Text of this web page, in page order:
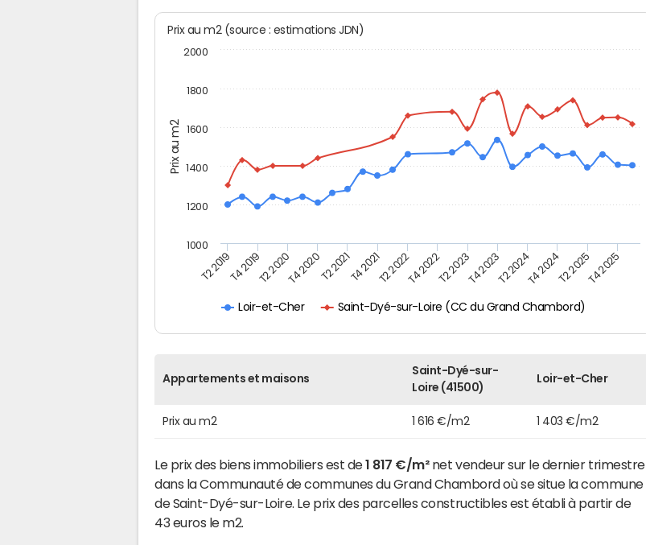
Prix au m2
Prix au m2 (source : estimations JDN)
Loir-et-Cher Saint-Dyé-sur-Loire (CC du Grand Chambord)
T2 2019T4 2019T2 2020T4 2020T2 2021T4 2021T2 2022T4 2022T2 2023T4 2023T2 2024T4 2024T2 2025T4 2025
1000
1200
1400
1600
1800
2000
Appartements et maisons
Saint-Dyé-sur-
Loire (41500)
Loir-et-Cher
Prix au m2 1 616 €/m2 1 403 €/m2
Le prix des biens immobiliers est de1 817 €/m²net vendeur sur le dernier trimestre
dans la Communauté de communes du Grand Chambord où se situe la commune
de Saint-Dyé-sur-Loire. Le prix des parcelles constructibles est établi à partir de
43 euros le m2.